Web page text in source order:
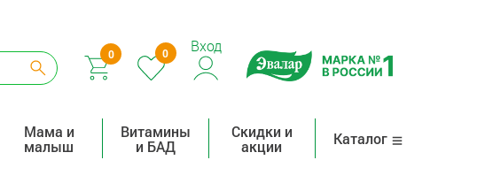
0 0 Вход
Мама и
малыш
Витамины
и БАД
Скидки и
акции
Каталог